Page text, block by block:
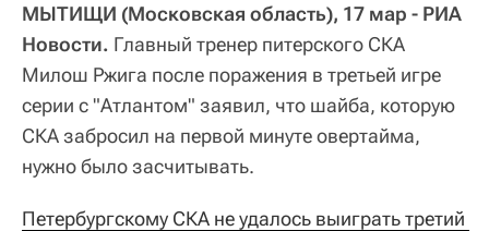
МЫТИЩИ (Московская область), 17 мар - РИА
Новости. Главный тренер питерского СКА
Милош Ржига после поражения в третьей игре
серии с "Атлантом" заявил, что шайба, которую
СКА забросил на первой минуте овертайма,
нужно было засчитывать.
Петербургскому СКА не удалось выиграть третий